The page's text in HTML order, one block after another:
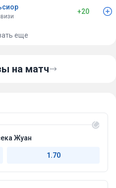
+20
еще
на матч
Жуан
1.70